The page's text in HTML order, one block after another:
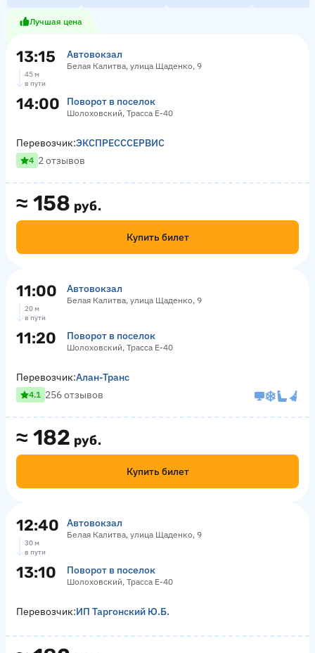
Лучшая цена
13:15 Автовокзал
Белая Калитва, улица Щаденко, 9
45 м
в пути
14:00 Поворот в поселок
Шолоховский, Трасса Е-40
≈ 158 руб.
Купить билет
Перевозчик:ЭКСПРЕСССЕРВИС
4 2 отзывов
11:00 Автовокзал
Белая Калитва, улица Щаденко, 9
20 м
в пути
11:20 Поворот в поселок
Шолоховский, Трасса Е-40
≈ 182 руб.
Купить билет
Перевозчик:Алан-Транс
4.1 256 отзывов
12:40 Автовокзал
Белая Калитва, улица Щаденко, 9
30 м
в пути
13:10 Поворот в поселок
Шолоховский, Трасса Е-40
Перевозчик:ИП Таргонский Ю.Б.